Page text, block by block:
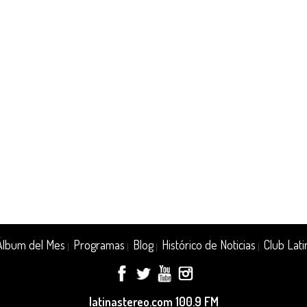
del Mes Programas Blog| Histórico de Noticias Club
latinastereo.com 100.9 FM